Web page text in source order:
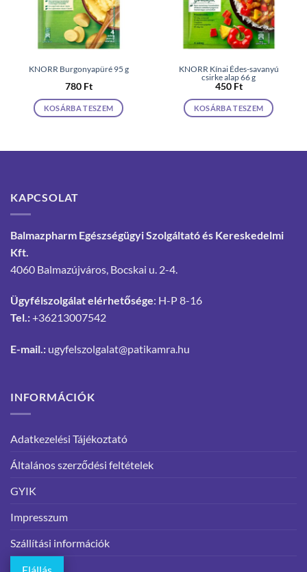
KNORR Burgonyapüré 95 g
780 Ft
KOSÁRBA TESZEM
KNORR Kínai Édes-savanyú
csirke alap 66 g
450 Ft
KOSÁRBA TESZEM
KAPCSOLAT
Balmazpharm Egészségügyi Szolgáltató és Kereskedelmi
Kft.
4060 Balmazújváros, Bocskai u. 2-4.
Ügyfélszolgálat elérhetősége: H-P 8-16
Tel.:+36213007542
E-mail.: ugyfelszolgalat@patikamra.hu
INFORMÁCIÓK
Adatkezelési Tájékoztató
Általános szerződési feltételek
GYIK
Impresszum
Szállítási információk